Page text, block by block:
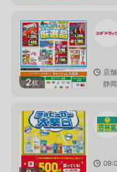
2枚
店
静